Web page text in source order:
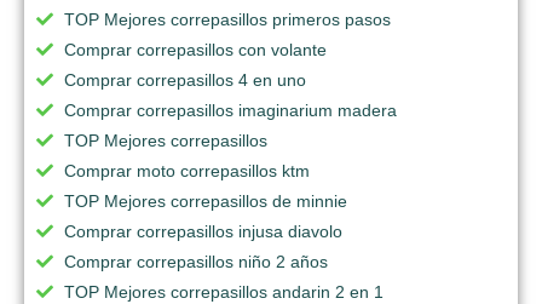
TOP Mejores correpasillos primeros pasos
Comprar correpasillos con volante
Comprar correpasillos 4 en uno
Comprar correpasillos imaginarium madera
TOP Mejores correpasillos
Comprar moto correpasillos ktm
TOP Mejores correpasillos de minnie
Comprar correpasillos injusa diavolo
Comprar correpasillos niño 2 años
TOP Mejores correpasillos andarin 2 en 1